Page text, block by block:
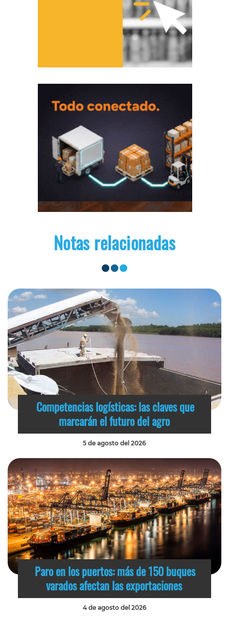
Notas relacionadas
Competencias logísticas: las claves que
marcarán el futuro del agro
5 de agosto del 2026
Paro en los puertos: más de 150 buques
varados afectan las exportaciones
4 de agosto del 2026